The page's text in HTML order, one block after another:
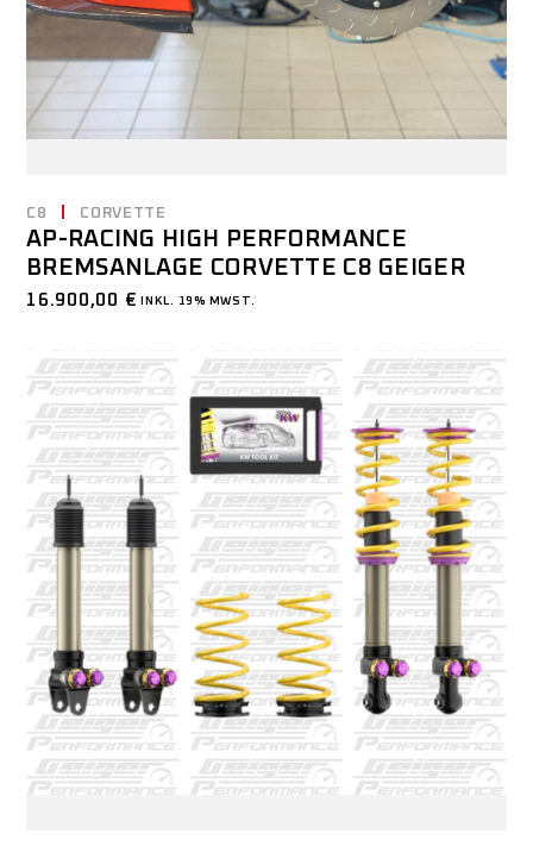
C8 CORVETTE
AP-RACING HIGH PERFORMANCE
BREMSANLAGE CORVETTE C8 GEIGER
16.900,00 € INKL. 19% MWST.